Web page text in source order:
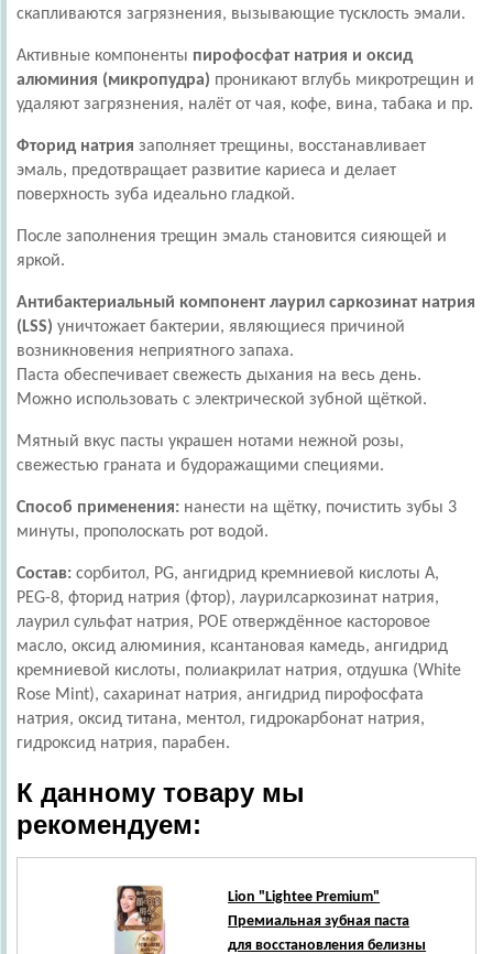
скапливаются загрязнения, вызывающие тусклость эмали.
Активные компоненты пирофосфат натрия и оксид
алюминия (микропудра) проникают вглубь микротрещин и
удаляют загрязнения, налёт от чая, кофе, вина, табака и пр.
Фторид натрия заполняет трещины, восстанавливает
эмаль, предотвращает развитие кариеса и делает
поверхность зуба идеально гладкой.
После заполнения трещин эмаль становится сияющей и
яркой.
Антибактериальный компонент лаурил саркозинат натрия
(LSS) уничтожает бактерии, являющиеся причиной
возникновения неприятного запаха.
Паста обеспечивает свежесть дыхания на весь день.
Можно использовать с электрической зубной щёткой.
Мятный вкус пасты украшен нотами нежной розы,
свежестью граната и будоражащими специями.
Способ применения: нанести на щётку, почистить зубы 3
минуты, прополоскать рот водой.
Состав: сорбитол, PG, ангидрид кремниевой кислоты А,
PEG-8, фторид натрия (фтор), лаурилсаркозинат натрия,
лаурил сульфат натрия, РОЕ отверждённое касторовое
масло, оксид алюминия, ксантановая камедь, ангидрид
кремниевой кислоты, полиакрилат натрия, отдушка (White
Rose Mint), сахаринат натрия, ангидрид пирофосфата
натрия, оксид титана, ментол, гидрокарбонат натрия,
гидроксид натрия, парабен.
К данному товару мы
рекомендуем:
Lion "Lightee Premium"
Премиальная зубная паста
для восстановления белизны